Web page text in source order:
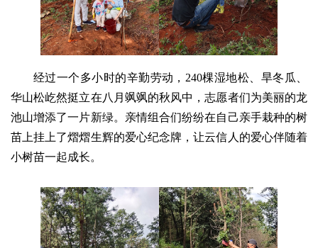
经过一个多小时的辛勤劳动，240棵湿地松、旱冬瓜、
华山松屹然挺立在八月飒飒的秋风中，志愿者们为美丽的龙
池山增添了一片新绿。亲情组合们纷纷在自己亲手栽种的树
苗上挂上了熠熠生辉的爱心纪念牌，让云信人的爱心伴随着
小树苗一起成长。